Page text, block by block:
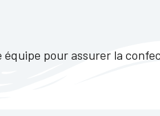
équipe pour assurer la